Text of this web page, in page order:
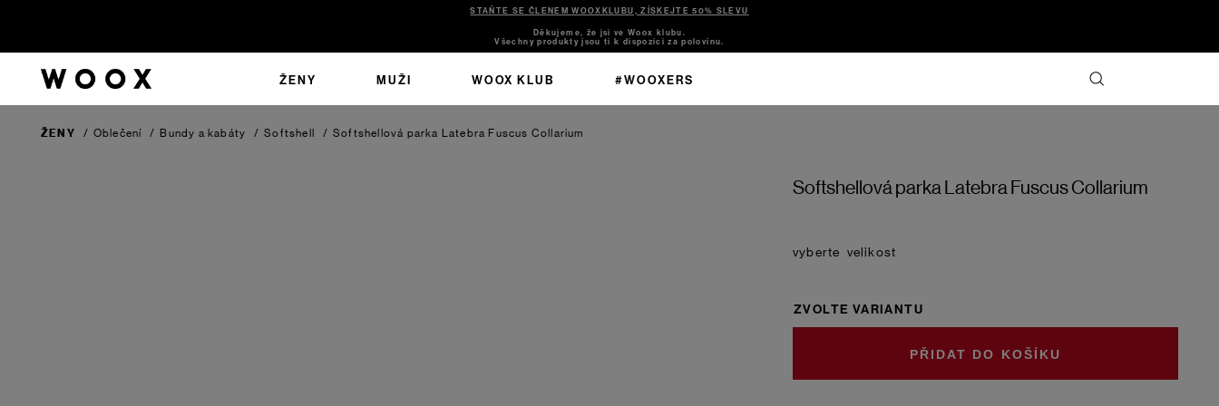
STAŇTE SE ČLENEM WOOXKLUBU, ZÍSKEJTE 50% SLEVU
Děkujeme, že jsi ve Woox klubu.
Všechny produkty jsou ti k dispozici za polovinu.
ŽENY MUŽI WOOX KLUB #WOOXERS
ŽENY / Oblečení / Bundy a kabáty / Softshell / Softshellová parka Latebra Fuscus Collarium
Softshellová parka Latebra Fuscus Collarium
velikost
ZVOLTE VARIANTU
DO KOŠÍKU